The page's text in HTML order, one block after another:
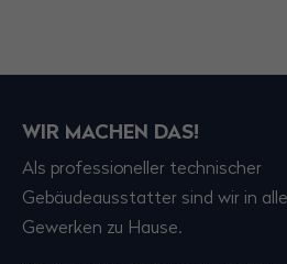
WIR MACHEN DAS!
Als professioneller technischer
Gebäudeausstatter sind wir in
Gewerken zu Hause.